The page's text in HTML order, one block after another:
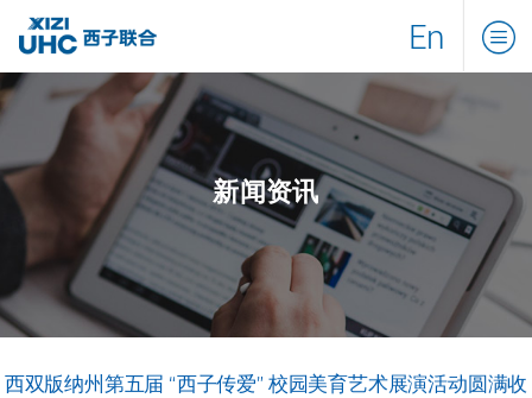
En
新闻资讯
西双版纳州第五届 “西子传爱” 校园美育艺术展演活动圆满收